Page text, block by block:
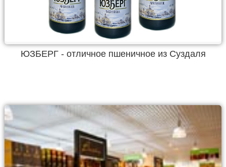
ЮЗБЕРГ - отличное пшеничное из Суздаля